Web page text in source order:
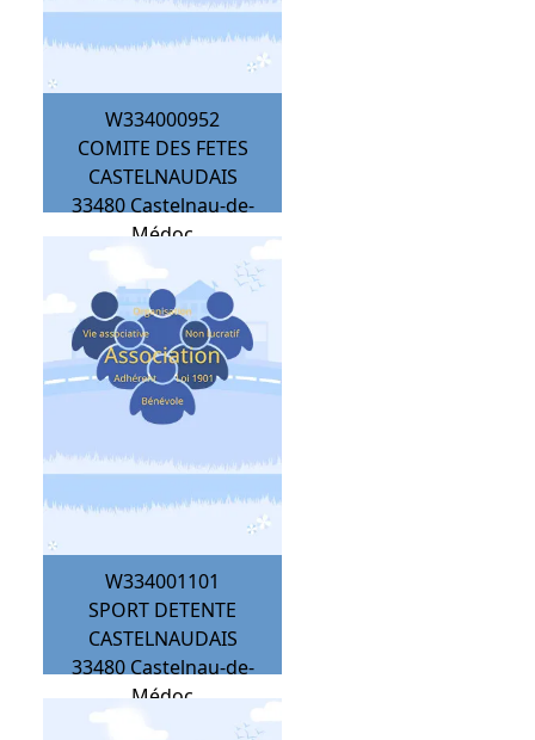
W334000952
COMITE DES FETES
CASTELNAUDAIS
33480 Castelnau-de-
Médoc
W334001101
SPORT DETENTE
CASTELNAUDAIS
33480 Castelnau-de-
Médoc